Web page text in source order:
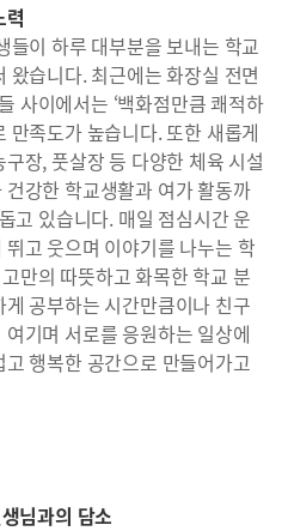
력
들이 하루 대부분을 보내는 학교
왔습니다. 최근에는 화장실 전면
사이에서는 ‘백화점만큼 쾌적하
만족도가 높습니다. 또한 새롭게
장, 풋살장 등 다양한 체육 시설
강한 학교생활과 여가 활동까
고 있습니다. 매일 점심시간 운
고 웃으며 이야기를 나누는 학
만의 따뜻하고 화목한 학교 분
공부하는 시간만큼이나 친구
기며 서로를 응원하는 일상에
행복한 공간으로 만들어가고
님과의 담소